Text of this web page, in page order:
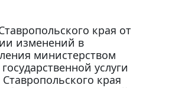
края от
изменений в
министерством
услуги
края